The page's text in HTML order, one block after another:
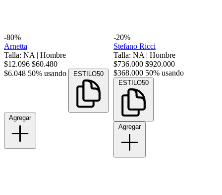
-80%
Arnetta
Talla: NA | Hombre
$12.096 $60.480
$6.048 50% usando ESTILO50
Agregar
-20%
Stefano Ricci
Talla: NA | Hombre
$736.000 $920.000
$368.000 50% usando
ESTILO50
Agregar